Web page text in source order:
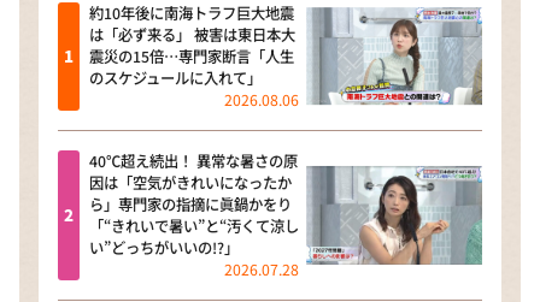
約10年後に南海トラフ巨大地震
は「必ず来る」 被害は東日本大
震災の15倍…専門家断言「人生
のスケジュールに入れて」
2026.08.06
40℃超え続出！ 異常な暑さの原
因は「空気がきれいになったか
ら」専門家の指摘に眞鍋かをり
「“きれいで暑い”と“汚くて涼し
い”どっちがいいの!?」
2026.07.28